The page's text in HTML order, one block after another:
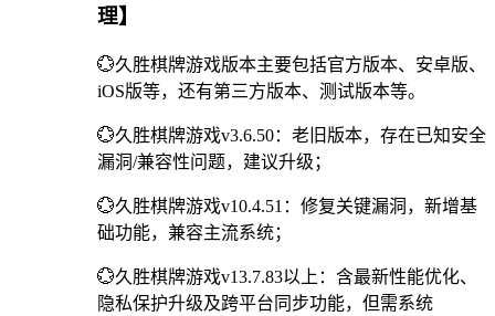
理】
💮久胜棋牌游戏版本主要包括官方版本、安卓版、
iOS版等，还有第三方版本、测试版本等。
💮久胜棋牌游戏v3.6.50：老旧版本，存在已知安全
漏洞/兼容性问题，建议升级；
💮久胜棋牌游戏v10.4.51：修复关键漏洞，新增基
础功能，兼容主流系统；
💮久胜棋牌游戏v13.7.83以上：含最新性能优化、
隐私保护升级及跨平台同步功能，但需系统